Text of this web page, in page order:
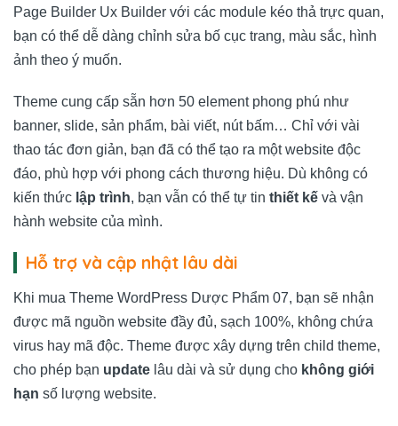
Page Builder Ux Builder với các module kéo thả trực quan,
bạn có thể dễ dàng chỉnh sửa bố cục trang, màu sắc, hình
ảnh theo ý muốn.
Theme cung cấp sẵn hơn 50 element phong phú như
banner, slide, sản phẩm, bài viết, nút bấm… Chỉ với vài
thao tác đơn giản, bạn đã có thể tạo ra một website độc
đáo, phù hợp với phong cách thương hiệu. Dù không có
kiến thức lập trình, bạn vẫn có thể tự tin thiết kế và vận
hành website của mình.
Hỗ trợ và cập nhật lâu dài
Khi mua Theme WordPress Dược Phẩm 07, bạn sẽ nhận
được mã nguồn website đầy đủ, sạch 100%, không chứa
virus hay mã độc. Theme được xây dựng trên child theme,
cho phép bạn update lâu dài và sử dụng cho không giới
hạn số lượng website.